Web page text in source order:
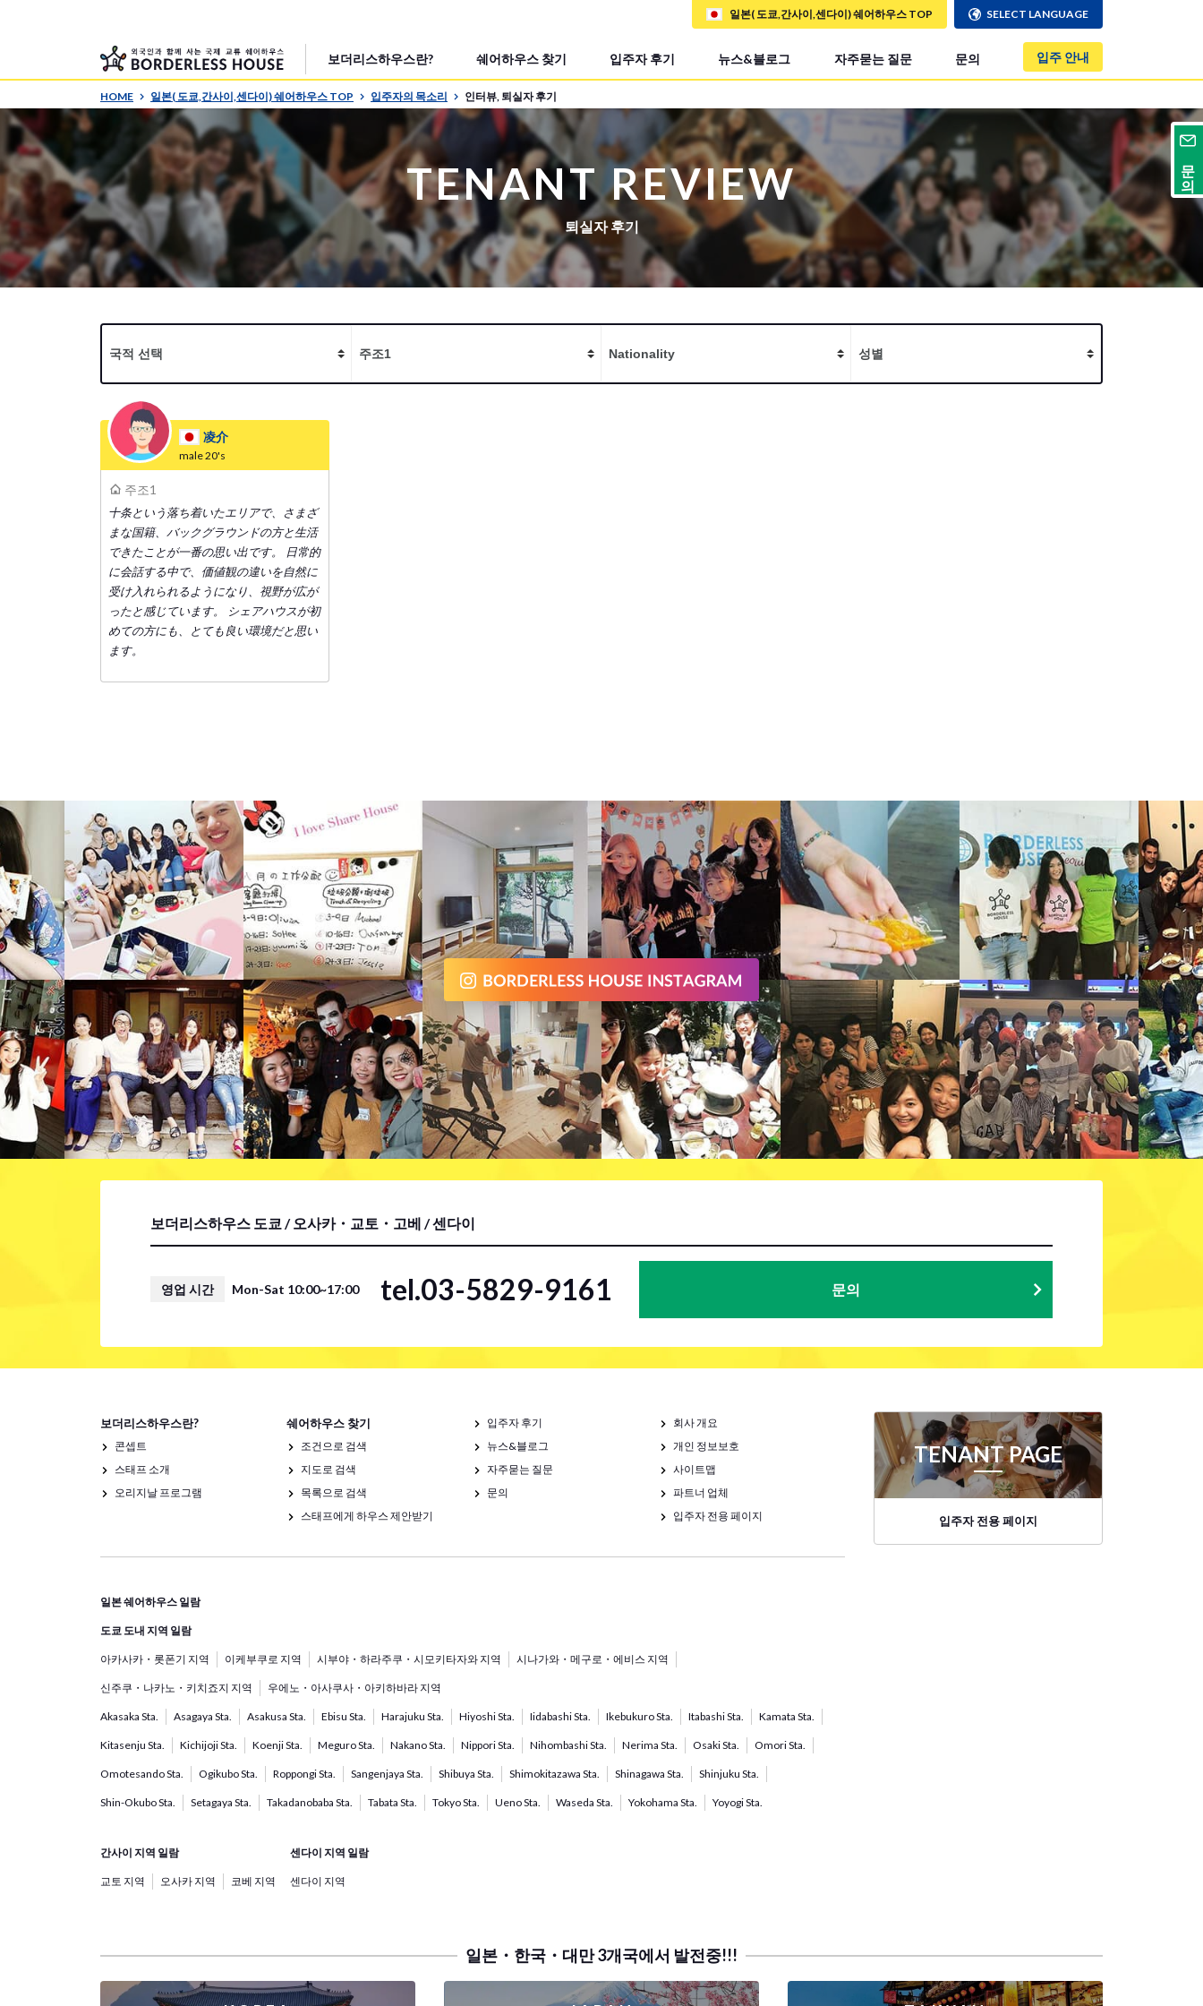
보더리스하우스란? 쉐어하우스 찾기 입주자 후기 뉴스&블로그 자주묻는 질문 문의 입주 안내
일본( 도쿄,간사이,센다이) 쉐어하우스 TOP SELECT LANGUAGE
HOME 일본( 도쿄,간사이,센다이) 쉐어하우스 TOP 입주자의 목소리 인터뷰, 퇴실자 후기
TENANT REVIEW
퇴실자 후기
凌介
male20's
주조1
十条という落ち着いたエリアで、さまざ
まな国籍、バックグラウンドの方と生活
できたことが一番の思い出です。 日常的
に会話する中で、価値観の違いを自然に
受け入れられるようになり、視野が広が
ったと感じています。 シェアハウスが初
めての方にも、とても良い環境だと思い
ます。
문의
보더리스하우스 도쿄 / 오사카・교토・고베 / 센다이
영업 시간 Mon-Sat 10:00~17:00 tel.03-5829-9161 문의
보더리스하우스란?
콘셉트
스태프 소개
오리지날 프로그램
쉐어하우스 찾기
조건으로 검색
지도로 검색
목록으로 검색
스태프에게 하우스 제안받기
입주자 후기
뉴스&블로그
자주묻는 질문
문의
회사 개요
개인 정보보호
사이트맵
파트너 업체
입주자 전용 페이지
일본 쉐어하우스 일람
도쿄 도내 지역 일람
아카사카・롯폰기 지역 이케부쿠로 지역 시부야・하라주쿠・시모키타자와 지역 시나가와・메구로・에비스 지역
신주쿠・나카노・키치죠지 지역 우에노・아사쿠사・아키하바라 지역
Akasaka Sta. Asagaya Sta. Asakusa Sta. Ebisu Sta. Harajuku Sta. Hiyoshi Sta. Iidabashi Sta. Ikebukuro Sta. Itabashi Sta. Kamata Sta.
Kitasenju Sta. Kichijoji Sta. Koenji Sta. Meguro Sta. Nakano Sta. Nippori Sta. Nihombashi Sta. Nerima Sta. Osaki Sta. Omori Sta.
Omotesando Sta. Ogikubo Sta. Roppongi Sta. Sangenjaya Sta. Shibuya Sta. Shimokitazawa Sta. Shinagawa Sta. Shinjuku Sta.
Shin-Okubo Sta. Setagaya Sta. Takadanobaba Sta. Tabata Sta. Tokyo Sta. Ueno Sta. Waseda Sta. Yokohama Sta. Yoyogi Sta.
간사이 지역 일람
교토 지역 오사카 지역 코베 지역
센다이 지역 일람
센다이 지역
TENANT PAGE
입주자 전용 페이지
일본・한국・대만 3개국에서 발전중!!!